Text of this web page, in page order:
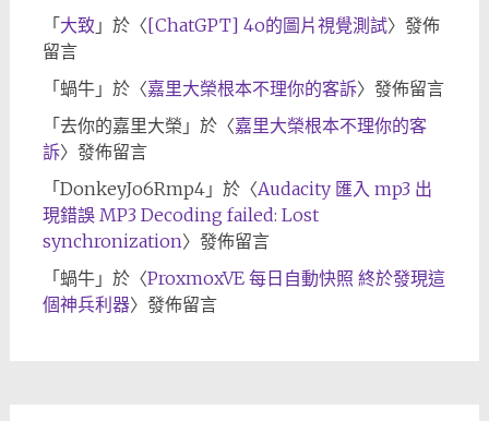
「 大致 」於〈[ChatGPT] 4o的圖片視覺測試〉發佈
留言
「 蝸牛」於〈嘉里大榮根本不理你的客訴〉發佈留言
「 去你的嘉里大榮 」於〈嘉里大榮根本不理你的客
訴〉發佈留言
「 DonkeyJo6Rmp4」於〈Audacity 匯入 mp3 出
現錯誤 MP3 Decoding failed: Lost
synchronization〉發佈留言
「 蝸牛」於〈ProxmoxVE 每日自動快照 終於發現這
個神兵利器〉發佈留言